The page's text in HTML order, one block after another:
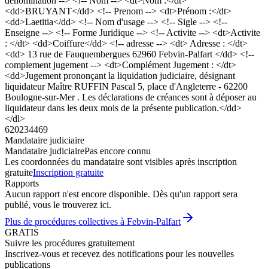
<dd>BRUYANT</dd> <!-- Prenom --> <dt>Prénom :</dt>
<dd>Laetitia</dd> <!-- Nom d'usage --> <!-- Sigle --> <!--
Enseigne --> <!-- Forme Juridique --> <!-- Activite --> <dt>Activite
: </dt> <dd>Coiffure</dd> <!-- adresse --> <dt> Adresse : </dt>
<dd> 13 rue de Fauquembergues 62960 Febvin-Palfart </dd> <!--
complement jugement --> <dt>Complément Jugement : </dt>
<dd>Jugement prononçant la liquidation judiciaire, désignant
liquidateur Maître RUFFIN Pascal 5, place d'Angleterre - 62200
Boulogne-sur-Mer . Les déclarations de créances sont à déposer au
liquidateur dans les deux mois de la présente publication.</dd>
</dl>
620234469
Mandataire judiciaire
Mandataire judiciairePas encore connu
Les coordonnées du mandataire sont visibles après inscription
gratuiteInscription gratuite
Rapports
Aucun rapport n'est encore disponible. Dès qu'un rapport sera
publié, vous le trouverez ici.
Plus de procédures collectives à Febvin-Palfart
GRATIS
Suivre les procédures gratuitement
Inscrivez-vous et recevez des notifications pour les nouvelles
publications